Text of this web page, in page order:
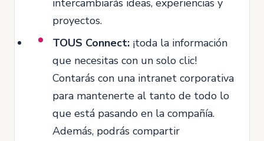
intercambiarás ideas, experiencias y
proyectos.
TOUS Connect: ¡toda la información
que necesitas con un solo clic!
Contarás con una intranet corporativa
para mantenerte al tanto de todo lo
que está pasando en la compañía.
Además, podrás compartir